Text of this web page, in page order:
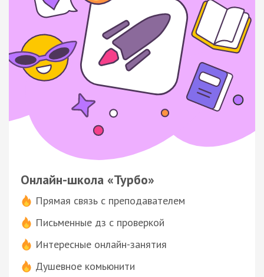
Онлайн-школа «Турбо»
Прямая связь с преподавателем
Письменные дз с проверкой
Интересные онлайн-занятия
Душевное комьюнити